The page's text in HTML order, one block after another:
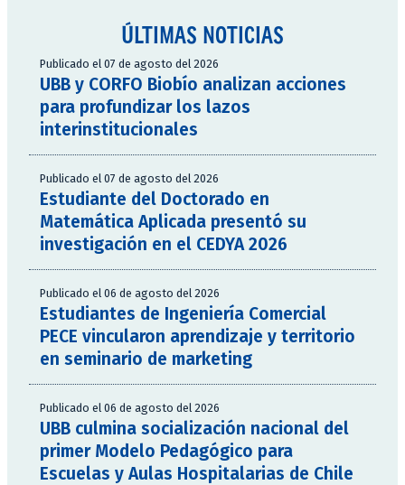
ÚLTIMAS NOTICIAS
Publicado el 07 de agosto del 2026
UBB y CORFO Biobío analizan acciones
para profundizar los lazos
interinstitucionales
Publicado el 07 de agosto del 2026
Estudiante del Doctorado en
Matemática Aplicada presentó su
investigación en el CEDYA 2026
Publicado el 06 de agosto del 2026
Estudiantes de Ingeniería Comercial
PECE vincularon aprendizaje y territorio
en seminario de marketing
Publicado el 06 de agosto del 2026
UBB culmina socialización nacional del
primer Modelo Pedagógico para
Escuelas y Aulas Hospitalarias de Chile